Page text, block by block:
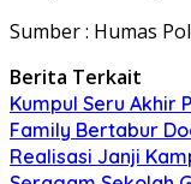
Sumber : Humas
Berita Terkait
Kumpul Seru Akhir
Family Bertabur
Realisasi Janji